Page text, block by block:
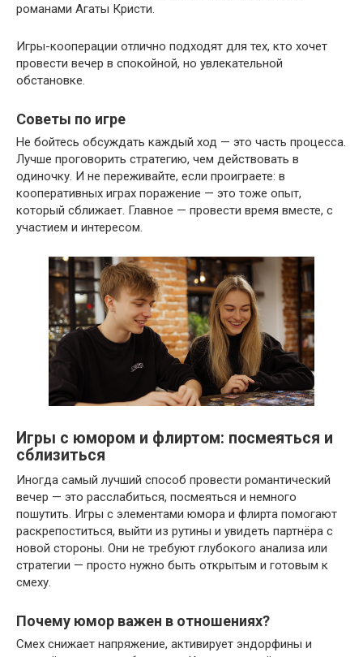
романами Агаты Кристи.
Игры-кооперации отлично подходят для тех, кто хочет
провести вечер в спокойной, но увлекательной
обстановке.
Советы по игре
Не бойтесь обсуждать каждый ход — это часть процесса.
Лучше проговорить стратегию, чем действовать в
одиночку. И не переживайте, если проиграете: в
кооперативных играх поражение — это тоже опыт,
который сближает. Главное — провести время вместе, с
участием и интересом.
Игры с юмором и флиртом: посмеяться и
сблизиться
Иногда самый лучший способ провести романтический
вечер — это расслабиться, посмеяться и немного
пошутить. Игры с элементами юмора и флирта помогают
раскрепоститься, выйти из рутины и увидеть партнёра с
новой стороны. Они не требуют глубокого анализа или
стратегии — просто нужно быть открытым и готовым к
смеху.
Почему юмор важен в отношениях?
Смех снижает напряжение, активирует эндорфины и